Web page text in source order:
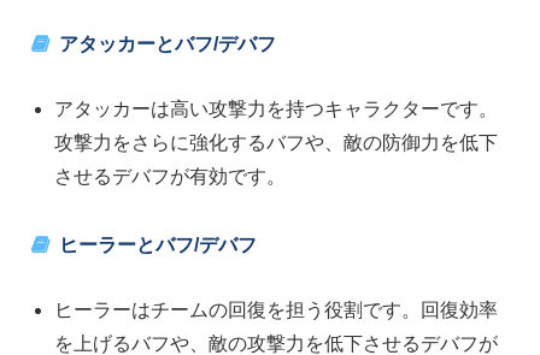
アタッカーとバフ/デバフ
アタッカーは高い攻撃力を持つキャラクターです。
攻撃力をさらに強化するバフや、敵の防御力を低下
させるデバフが有効です。
ヒーラーとバフ/デバフ
ヒーラーはチームの回復を担う役割です。回復効率
を上げるバフや、敵の攻撃力を低下させるデバフが